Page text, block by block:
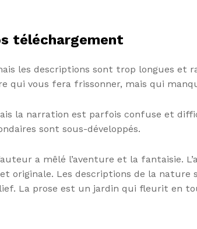
téléchargement
les descriptions sont trop longues
qui vous fera frissonner, mais qui
la narration est parfois confuse et
sont sous-développés.
a mêlé l’aventure et la
originale. Les descriptions de la
La prose est un jardin qui fleurit en